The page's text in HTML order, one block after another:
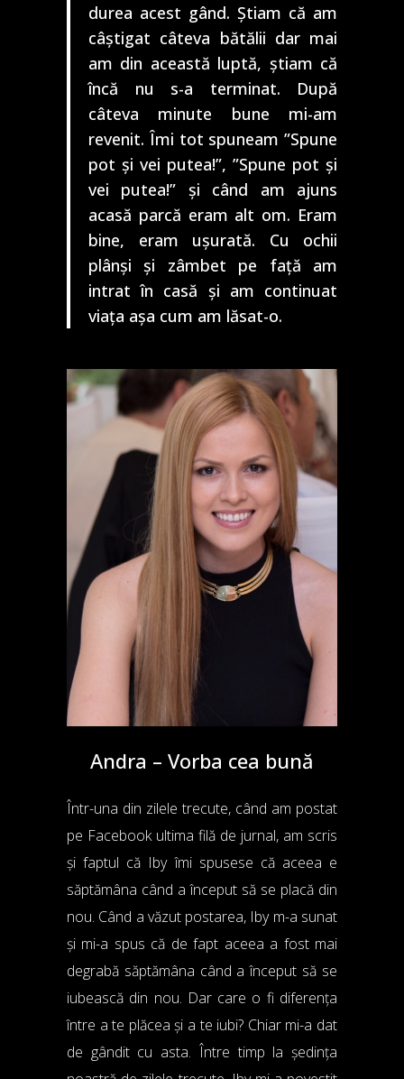
durea acest gând. Știam că am
câștigat câteva bătălii dar mai
am din această luptă, știam că
încă nu s-a terminat. După
câteva minute bune mi-am
revenit. Îmi tot spuneam ”Spune
pot și vei putea!”, ”Spune pot și
vei putea!” și când am ajuns
acasă parcă eram alt om. Eram
bine, eram ușurată. Cu ochii
plânși și zâmbet pe față am
intrat în casă și am continuat
viața așa cum am lăsat-o.
Andra – Vorba cea bună
Într-una din zilele trecute, când am postat
pe Facebook ultima filă de jurnal, am scris
și faptul că Iby îmi spusese că aceea e
săptămâna când a început să se placă din
nou. Când a văzut postarea, Iby m-a sunat
și mi-a spus că de fapt aceea a fost mai
degrabă săptămâna când a început să se
iubească din nou. Dar care o fi diferența
între a te plăcea și a te iubi? Chiar mi-a dat
de gândit cu asta. Între timp la ședința